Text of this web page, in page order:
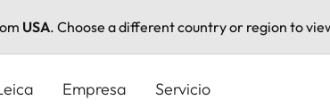
USA. Choose a different country or region to
Empresa Servicio